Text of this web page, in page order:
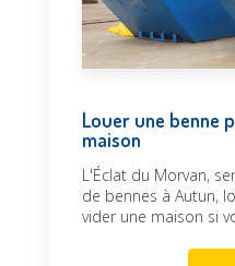
Louer une benne
maison
L'Éclat du Morvan,
de bennes à Autun,
vider une maison si